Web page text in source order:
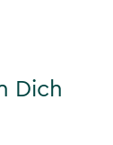
Dich